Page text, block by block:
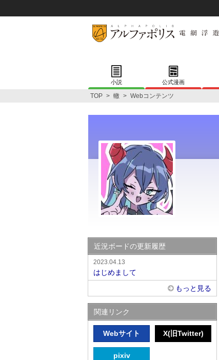
小説 公式漫画
TOP > 轍 > Webコンテンツ
近況ボードの更新履歴
2023.04.13
はじめまして
もっと見る
関連リンク
Webサイト X(旧Twitter)
pixiv